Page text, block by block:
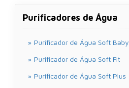
Purificadores de Água
Purificador de Água Soft Baby
Purificador de Água Soft Fit
Purificador de Água Soft Plus